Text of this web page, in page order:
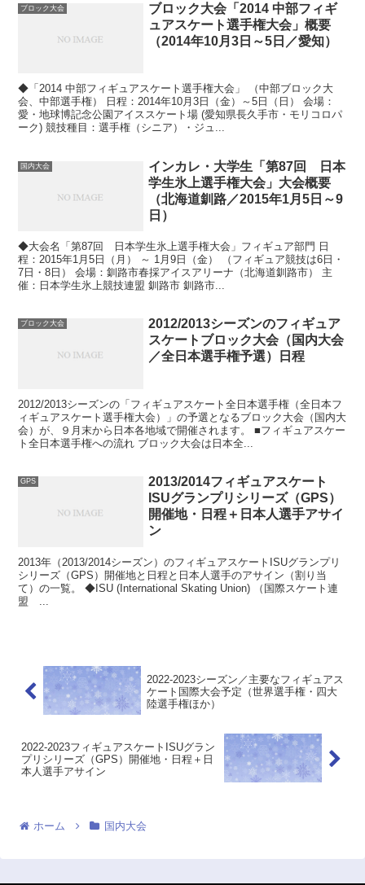
ブロック大会
ブロック大会「2014 中部フィギ
ュアスケート選手権大会」概要
（2014年10月3日～5日／愛知）
◆「2014 中部フィギュアスケート選手権大会」 （中部ブロック大
会、中部選手権） 日程：2014年10月3日（金）～5日（日） 会場：
愛・地球博記念公園アイススケート場 (愛知県長久手市・モリコロパ
ーク) 競技種目：選手権（シニア）・ジュ...
国内大会
インカレ・大学生「第87回 日本
学生氷上選手権大会」大会概要
（北海道釧路／2015年1月5日～9
日）
◆大会名「第87回 日本学生氷上選手権大会」フィギュア部門 日
程：2015年1月5日（月） ～ 1月9日（金） （フィギュア競技は6日・
7日・8日） 会場：釧路市春採アイスアリーナ（北海道釧路市） 主
催：日本学生氷上競技連盟 釧路市 釧路市...
ブロック大会
2012/2013シーズンのフィギュア
スケートブロック大会（国内大会
／全日本選手権予選）日程
2012/2013シーズンの「フィギュアスケート全日本選手権（全日本フ
ィギュアスケート選手権大会）」の予選となるブロック大会（国内大
会）が、９月末から日本各地域で開催されます。 ■フィギュアスケー
ト全日本選手権への流れ ブロック大会は日本全...
GPS
2013/2014フィギュアスケート
ISUグランプリシリーズ（GPS）
開催地・日程＋日本人選手アサイ
ン
2013年（2013/2014シーズン）のフィギュアスケートISUグランプリ
シリーズ（GPS）開催地と日程と日本人選手のアサイン（割り当
て）の一覧。 ◆ISU (International Skating Union) （国際スケート連
盟 ...
2022-2023シーズン／主要なフィギュアス
ケート国際大会予定（世界選手権・四大
陸選手権ほか）
2022-2023フィギュアスケートISUグラン
プリシリーズ（GPS）開催地・日程＋日
本人選手アサイン
ホーム 国内大会